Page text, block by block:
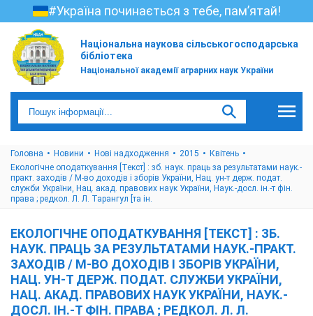
#Україна починається з тебе, пам’ятай!
Національна наукова сільськогосподарська
бібліотека
Національної академії аграрних наук України
Головна Новини Нові надходження 2015
Квітень
Екологічне оподаткування [Текст] : зб. наук. праць за результатами наук.-
практ. заходів / М-во доходів і зборів України, Нац. ун-т держ. подат.
служби України, Нац. акад. правових наук України, Наук.-досл. ін.-т фін.
права ; редкол. Л. Л. Тарангул [та ін.
ЕКОЛОГІЧНЕ ОПОДАТКУВАННЯ [ТЕКСТ] : ЗБ.
НАУК. ПРАЦЬ ЗА РЕЗУЛЬТАТАМИ НАУК.-ПРАКТ.
ЗАХОДІВ / М-ВО ДОХОДІВ І ЗБОРІВ УКРАЇНИ,
НАЦ. УН-Т ДЕРЖ. ПОДАТ. СЛУЖБИ УКРАЇНИ,
НАЦ. АКАД. ПРАВОВИХ НАУК УКРАЇНИ, НАУК.-
ДОСЛ. ІН.-Т ФІН. ПРАВА ; РЕДКОЛ. Л. Л.